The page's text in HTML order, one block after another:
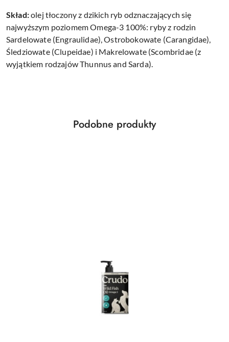
Skład:olej tłoczony z dzikich ryb odznaczających się
najwyższym poziomem Omega-3 100%: ryby z rodzin
Sardelowate (Engraulidae), Ostrobokowate (Carangidae),
Śledziowate (Clupeidae) i Makrelowate (Scombridae (z
wyjątkiem rodzajów Thunnus and Sarda).
Pomiń karuzelę produktów
Produkty
Podobne produkty